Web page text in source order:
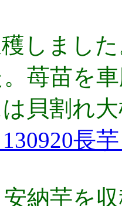
しまし
苺苗を
貝割れ
長
納芋を